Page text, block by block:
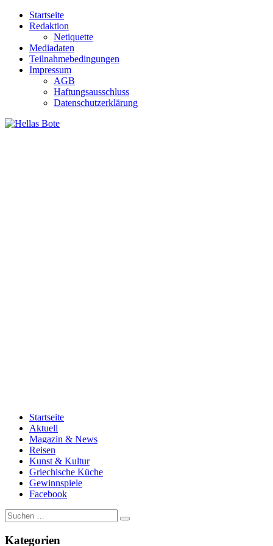
Zum
Inhalt
Startseite
Redaktion
Netiquette
Mediadaten
Teilnahmebedingungen
Impressum
AGB
Haftungsausschluss
Datenschutzerklärung
Startseite
Aktuell
Magazin & News
Reisen
Kunst & Kultur
Griechische Küche
Gewinnspiele
Facebook
Suche
nach:
Kategorien